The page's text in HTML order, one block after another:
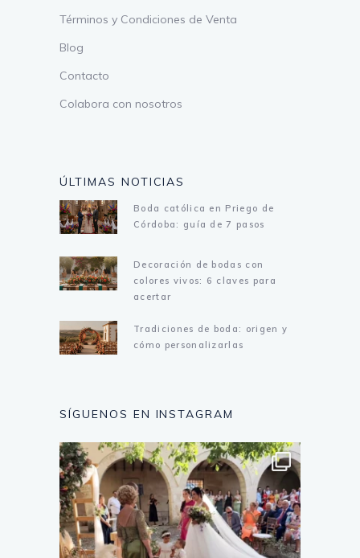
Términos y Condiciones de Venta
Blog
Contacto
Colabora con nosotros
ÚLTIMAS NOTICIAS
Boda católica en Priego de
Córdoba: guía de 7 pasos
Decoración de bodas con
colores vivos: 6 claves para
acertar
Tradiciones de boda: origen y
cómo personalizarlas
SÍGUENOS EN INSTAGRAM